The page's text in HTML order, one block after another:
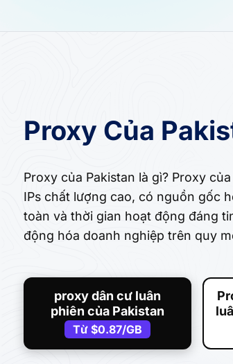
Proxy Của
Proxy của Pakistan là gì? Proxy
IPs chất lượng cao, có nguồn gốc
toàn và thời gian hoạt động đáng
động hóa doanh nghiệp trên quy
proxy dân cư luân
phiên của Pakistan
Từ$0.87/GB